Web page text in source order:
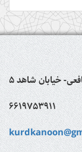
خیابان شاهد 5
6619753911